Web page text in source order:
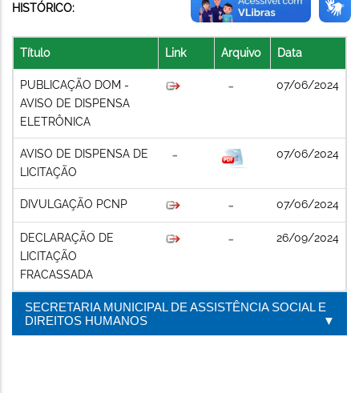
HISTÓRICO:
Título Link Arquivo Data
PUBLICAÇÃO DOM -
AVISO DE DISPENSA
ELETRÔNICA
07/06/2024
AVISO DE DISPENSA DE
LICITAÇÃO
07/06/2024
DIVULGAÇÃO PCNP 07/06/2024
DECLARAÇÃO DE
LICITAÇÃO
FRACASSADA
26/09/2024
SECRETARIA MUNICIPAL DE ASSISTÊNCIA SOCIAL E
DIREITOS HUMANOS